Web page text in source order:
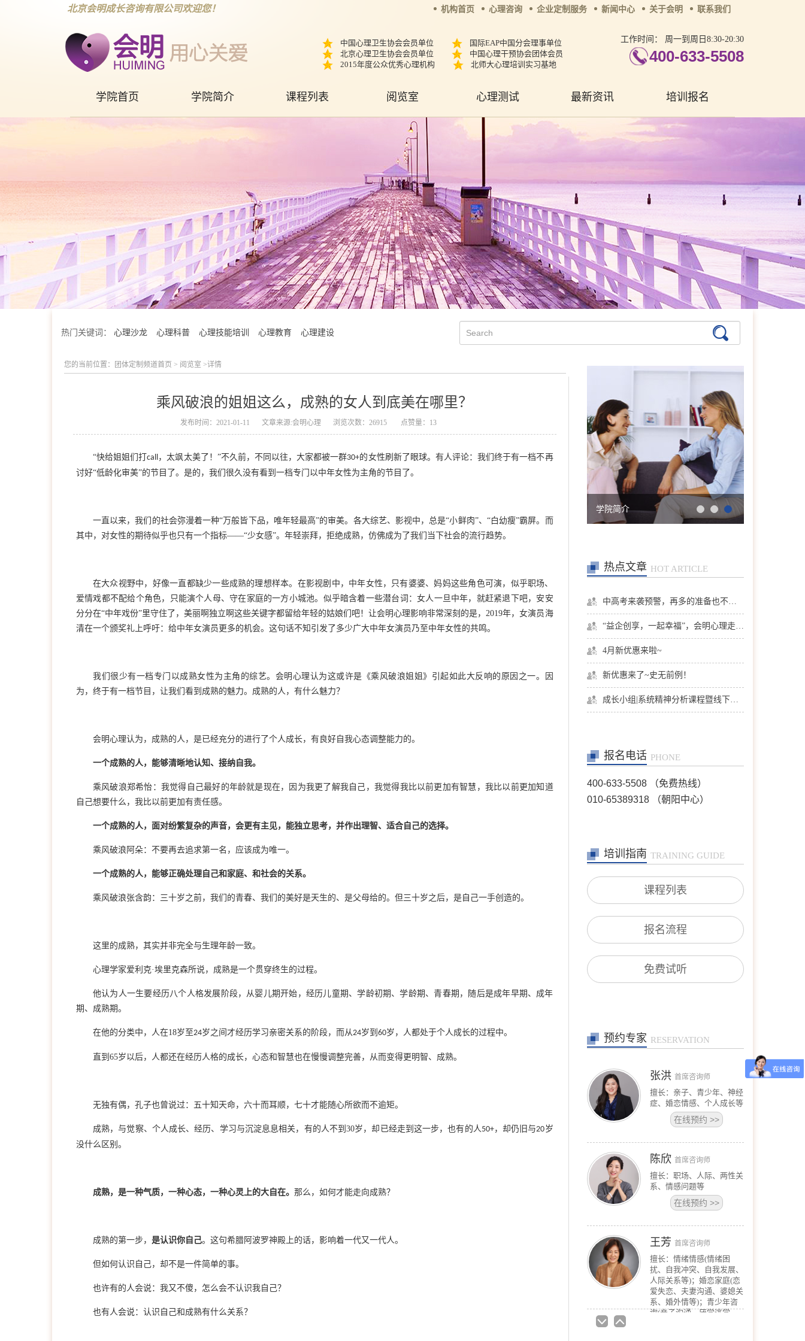
北京会明成长咨询有限公司欢迎您！ 机构首页 心理咨询 企业定制服务 新闻中心 关于会明 联系我们
中国心理卫生协会会员单位
国际EAP中国分会理事单位
北京心理卫生协会会员单位
中国心理干预协会团体会员
2015年度公众优秀心理机构
北师大心理培训实习基地
工作时间： 周一到周日8:30-20:30
400-633-5508
学院首页 学院简介 课程列表 阅览室 心理测试 最新资讯 培训报名
热门关键词： 心理沙龙 心理科普 心理技能培训 心理教育 心理建设
您的当前位置： 团体定制频道首页 > 阅览室 >详情
乘风破浪的姐姐这么，成熟的女人到底美在哪里？
发布时间：2021-01-11 文章来源:会明心理 浏览次数：26915 点赞量：13
“快给姐姐们打call，太飒太美了！ ”不久前，不同以往，大家都被一群30+的女性刷新了眼球。有人评论：我们终于有一档不再
讨好“低龄化审美”的节目了。是的，我们很久没有看到一档专门以中年女性为主角的节目了。
一直以来，我们的社会弥漫着一种“万般皆下品，唯年轻最高”的审美。各大综艺、影视中，总是“小鲜肉”、“白幼瘦”霸屏。而
其中，对女性的期待似乎也只有一个指标——“少女感”。年轻崇拜，拒绝成熟，仿佛成为了我们当下社会的流行趋势。
在大众视野中，好像一直都缺少一些成熟的理想样本。在影视剧中，中年女性，只有婆婆、妈妈这些角色可演，似乎职场、
爱情戏都不配给个角色，只能演个人母、守在家庭的一方小城池。似乎暗含着一些潜台词：女人一旦中年，就赶紧退下吧，安安
分分在“中年戏份”里守住了，美丽啊独立啊这些关键字都留给年轻的姑娘们吧！让会明心理影响非常深刻的是，2019年，女演员海
清在一个颁奖礼上呼吁：给中年女演员更多的机会。这句话不知引发了多少广大中年女演员乃至中年女性的共鸣。
我们很少有一档专门以成熟女性为主角的综艺。 会明心理认为这或许是《乘风破浪姐姐》引起如此大反响的原因之一。因
为，终于有一档节目，让我们看到成熟的魅力。成熟的人，有什么魅力？
会明心理认为， 成熟的人，是已经充分的进行了个人成长，有良好自我心态调整能力的。
一个成熟的人，能够清晰地认知、接纳自我。
乘风破浪郑希怡：我觉得自己最好的年龄就是现在，因为我更了解我自己，我觉得我比以前更加有智慧，我比以前更加知道
自己想要什么，我比以前更加有责任感。
一个成熟的人，面对纷繁复杂的声音，会更有主见，能独立思考，并作出理智、适合自己的选择。
乘风破浪 阿朵：不要再去追求第一名，应该成为唯一。
一个成熟的人，能够正确处理自己和家庭、和社会的关系。
乘风破浪张含韵：三十岁之前，我们的青春、我们的美好是天生的、是父母给的。但三十岁之后，是自己一手创造的。
这里的成熟，其实并非完全与生理年龄一致。
心理学家爱利克·埃里克森所说， 成熟是一个贯穿终生的过程。
他认为人一生要经历八个人格发展阶段，从婴儿期开始，经历儿童期、学龄初期、学龄期、青春期，随后是成年早期、成年
期、成熟期。
在他的分类中，人在18岁至24岁之间才经历学习亲密关系的阶段，而从24岁到 60岁，人都处于个人成长的过程中。
直到 65岁以后，人都还在经历人格的成长，心态和智慧也在慢慢调整完善，从而变得更明智、成熟。
无独有偶，孔子也曾说过：五十知天命，六十而耳顺，七十才能随心所欲而不逾矩。
成熟，与觉察、个人成长、经历、学习与沉淀息息相关，有的人不到30岁，却已经走到这一步，也有的人50+，却仍旧与20岁
没什么区别。
成熟，是一种气质，一种心态，一种心灵上的大自在。 那么，如何才能走向成熟？
成熟的第一步， 是认识你自己。这句希腊阿波罗神殿上的话，影响着一代又一代人。
但如何认识自己，却不是一件简单的事。
也许有的人会说：我又不傻，怎么会不认识我自己？
也有人会说：认识自己和成熟有什么关系？
学院简介
热点文章 HOT ARTICLE
中高考来袭预警，再多的准备也不嫌多，这一份考生福利等你来拿
“益企创享，一起幸福”，会明心理走进社区公益，与居民一起让社区更美好
4月新优惠来啦~
新优惠来了~史无前例！
成长小组|系统精神分析课程暨线下团体成长小组招募
报名电话 PHONE
400-633-5508 （免费热线）
010-65389318 （朝阳中心）
培训指南 TRAINING GUIDE
课程列表
报名流程
免费试听
预约专家 RESERVATION
擅长：儿童青少年、亲子沟
通与亲职教育、恋爱婚姻与
在线预约
在线预约
张洪 首席咨询师
擅长：亲子、青少年、神经
症、婚恋情感、个人成长等
在线预约>>
陈欣 首席咨询师
擅长：职场、人际、两性关
系、情感问题等
在线预约>>
王芳 首席咨询师
擅长：情绪情感(情绪困
扰、自我冲突、自我发展、
人际关系等)；婚恋家庭(恋
爱失恋、夫妻沟通、婆媳关
系、婚外情等)；青少年咨
询(亲子沟通、厌学逃学、